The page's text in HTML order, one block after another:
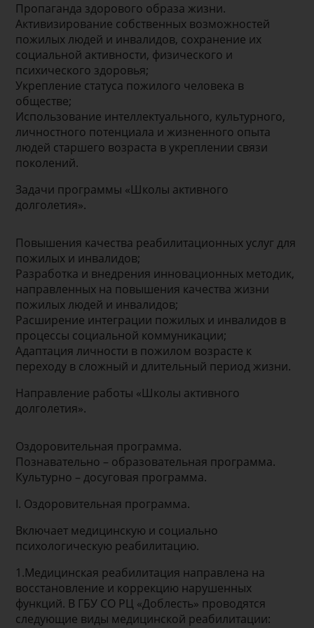
Пропаганда здорового образа жизни.
Активизирование собственных возможностей
пожилых людей и инвалидов, сохранение их
социальной активности, физического и
психического здоровья;
Укрепление статуса пожилого человека в
обществе;
Использование интеллектуального, культурного,
личностного потенциала и жизненного опыта
людей старшего возраста в укреплении связи
поколений.
Задачи программы «Школы активного
долголетия».
Повышения качества реабилитационных услуг для
пожилых и инвалидов;
Разработка и внедрения инновационных методик,
направленных на повышения качества жизни
пожилых людей и инвалидов;
Расширение интеграции пожилых и инвалидов в
процессы социальной коммуникации;
Адаптация личности в пожилом возрасте к
переходу в сложный и длительный период жизни.
Направление работы «Школы активного
долголетия».
Оздоровительная программа.
Познавательно – образовательная программа.
Культурно – досуговая программа.
I. Оздоровительная программа.
Включает медицинскую и социально
психологическую реабилитацию.
1.Медицинская реабилитация направлена на
восстановление и коррекцию нарушенных
функций. В ГБУ СО РЦ «Доблесть» проводятся
следующие виды медицинской реабилитации: